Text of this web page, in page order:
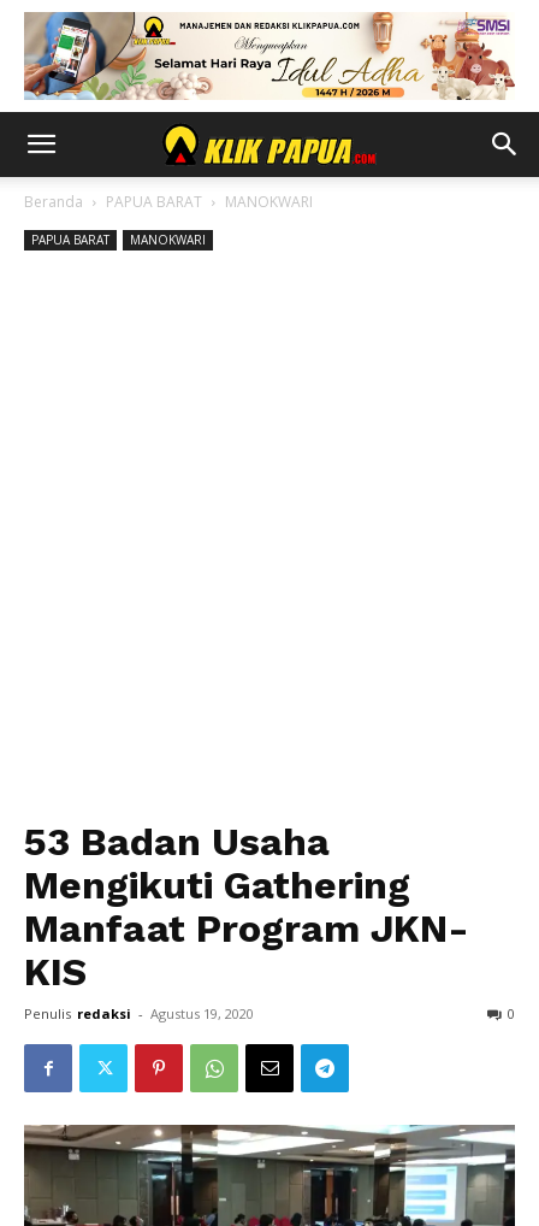
Beranda PAPUA BARAT MANOKWARI
PAPUA BARAT MANOKWARI
53 Badan Usaha
Mengikuti Gathering
Manfaat Program JKN-
KIS
Penulis redaksi - Agustus 19, 2020 0